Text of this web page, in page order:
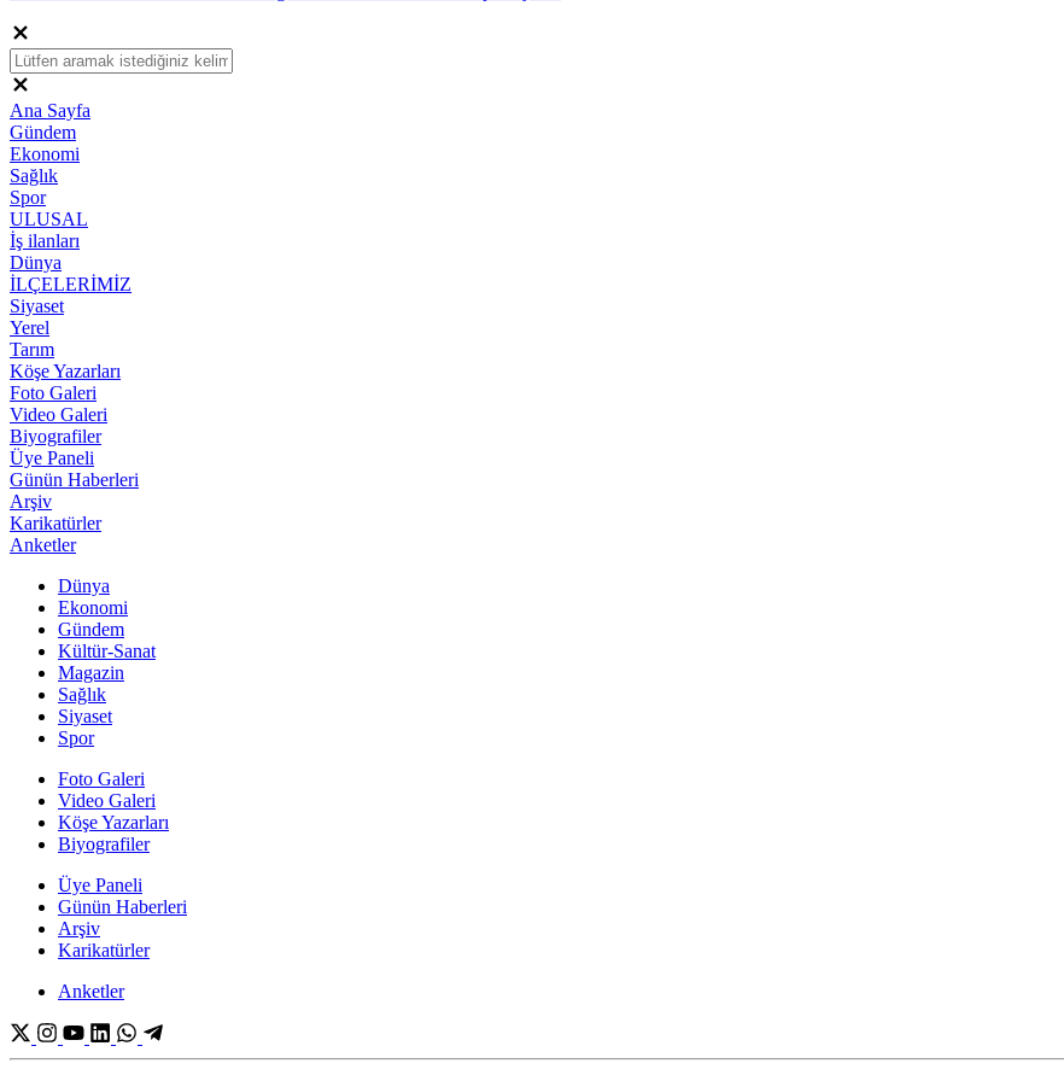
Ana Sayfa
Gündem
Ekonomi
Sağlık
Spor
ULUSAL
İş ilanları
Dünya
İLÇELERİMİZ
Siyaset
Yerel
Tarım
Köşe Yazarları
Foto Galeri
Video Galeri
Biyografiler
Üye Paneli
Günün Haberleri
Arşiv
Karikatürler
Anketler
Dünya
Ekonomi
Gündem
Kültür-Sanat
Magazin
Sağlık
Siyaset
Spor
Foto Galeri
Video Galeri
Köşe Yazarları
Biyografiler
Üye Paneli
Günün Haberleri
Arşiv
Karikatürler
Anketler